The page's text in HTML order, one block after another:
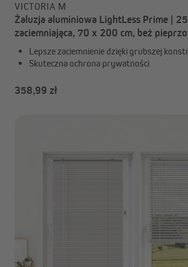
VICTORIA M
Żaluzja aluminiowa LightLess Prime |
zaciemniająca, 70 x 200 cm, beż
Lepsze zaciemnienie dzięki grubszej
Skuteczna ochrona prywatności
358,99 zł